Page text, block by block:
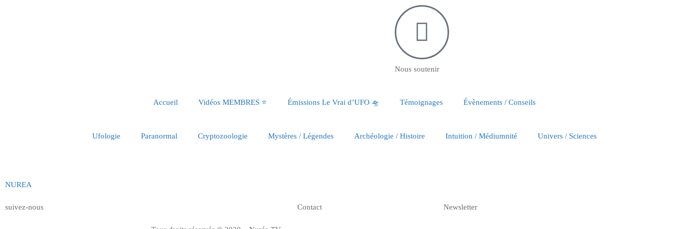
Nous soutenir
Accueil Vidéos MEMBRES ⭐️ Émissions Le Vrai d’UFO 🛸 Témoignages Évènements / Conseils
Ufologie Paranormal Cryptozoologie Mystères / Légendes Archéologie / Histoire Intuition / Médiumnité Univers / Sciences
NUREA
suivez-nous Contact Newsletter